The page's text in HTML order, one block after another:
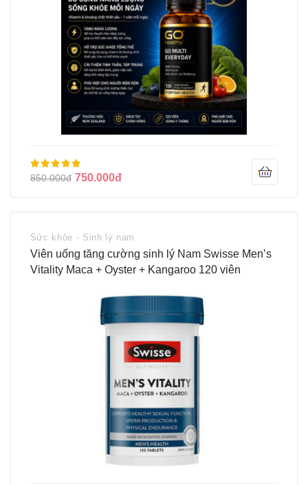
850.000đ 750.000đ
Sức khỏe - Sinh lý nam
Viên uống tăng cường sinh lý Nam Swisse Men’s
Vitality Maca + Oyster + Kangaroo 120 viên